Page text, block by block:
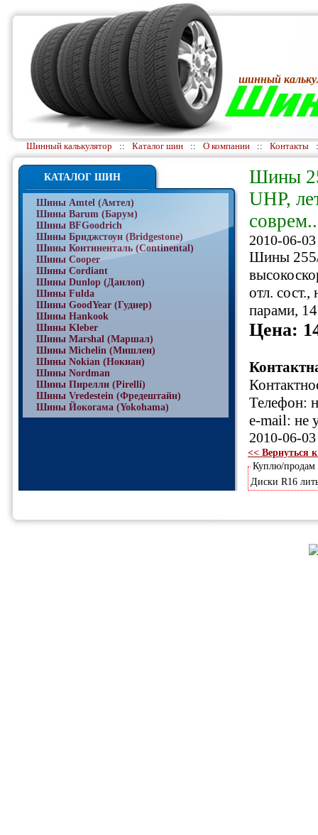
шинный
Шинный калькулятор :: Каталог шин :: О компании :: Контакты
КАТАЛОГ ШИН
Шины Amtel (Амтел)
Шины Barum (Барум)
Шины BFGoodrich
Шины Бриджстоун (Bridgestone)
Шины Континенталь (Continental)
Шины Cooper
Шины Cordiant
Шины Dunlop (Данлоп)
Шины Fulda
Шины GoodYear (Гудиер)
Шины Hankook
Шины Kleber
Шины Marshal (Маршал)
Шины Michelin (Мишлен)
Шины Nokian (Нокиан)
Шины Nordman
Шины Пирелли (Pirelli)
Шины Vredestein (Фредештайн)
Шины Йокогама (Yokohama)
Шины
UHP,
2010-06-
Шины 255/
отл.
парами,
Цена:
Телефон:
e-mail: не
2010-06-
<< Вернуться
Куплю/
Диски R16